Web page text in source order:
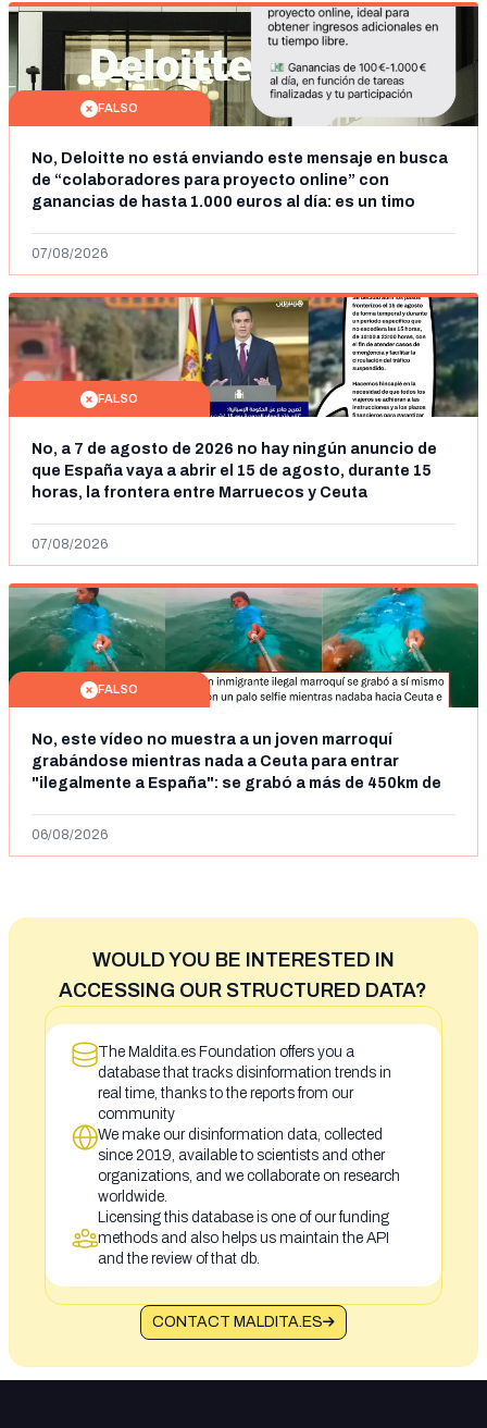
FALSO
No, Deloitte no está enviando este mensaje en busca
de “colaboradores para proyecto online” con
ganancias de hasta 1.000 euros al día: es un timo
07/08/2026
FALSO
No, a 7 de agosto de 2026 no hay ningún anuncio de
que España vaya a abrir el 15 de agosto, durante 15
horas, la frontera entre Marruecos y Ceuta
07/08/2026
FALSO
No, este vídeo no muestra a un joven marroquí
grabándose mientras nada a Ceuta para entrar
"ilegalmente a España": se grabó a más de 450km de
06/08/2026
WOULD YOU BE INTERESTED IN
ACCESSING OUR STRUCTURED DATA?
The Maldita.es Foundation offers you a
database that tracks disinformation trends in
real time, thanks to the reports from our
community
We make our disinformation data, collected
since 2019, available to scientists and other
organizations, and we collaborate on research
worldwide.
Licensing this database is one of our funding
methods and also helps us maintain the API
and the review of that db.
CONTACT MALDITA.ES